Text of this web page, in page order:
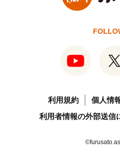
利用規約
個人情
利用者情報の外部送信